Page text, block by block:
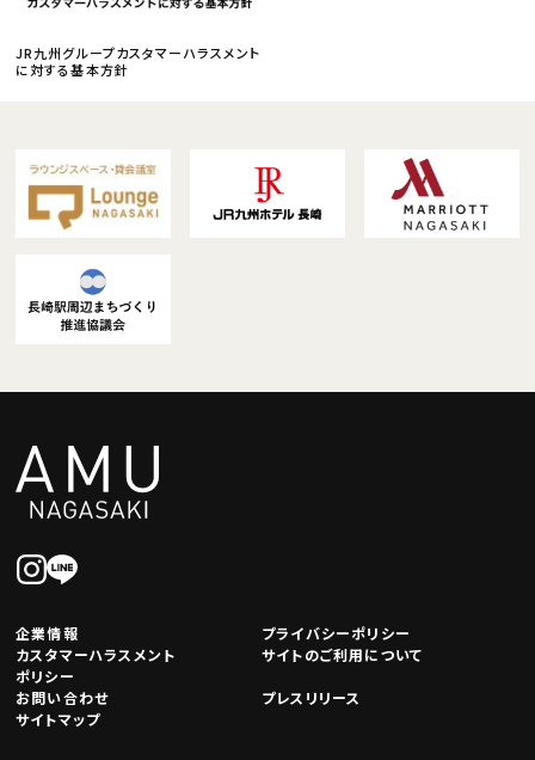
JR九州グループカスタマーハラスメント
に対する基本方針
企業情報
プライバシーポリシー
カスタマーハラスメント
ポリシー
サイトのご利用について
お問い合わせ
プレスリリース
サイトマップ